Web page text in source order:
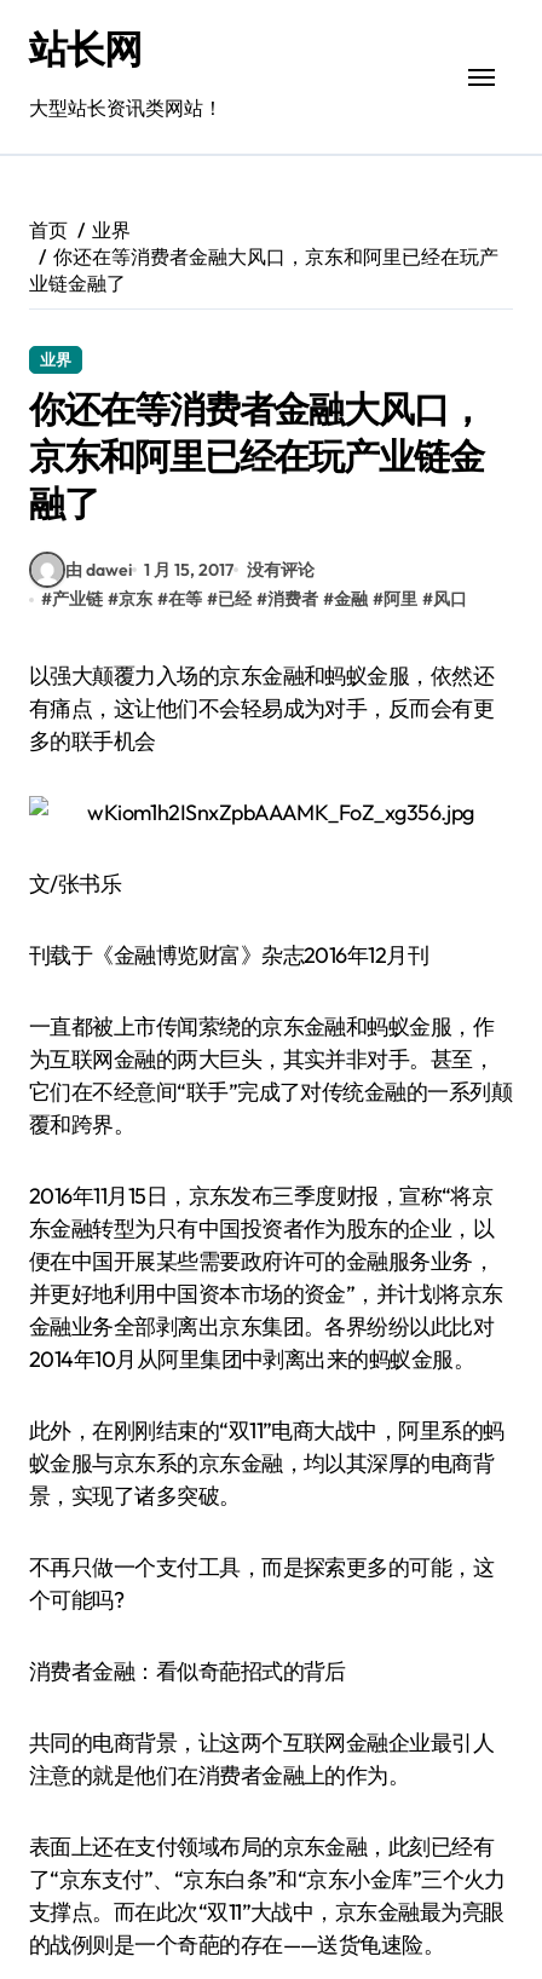
站长网
大型站长资讯类网站！
首页
业界
你还在等消费者金融大风口，京东和阿里已经在玩产
业链金融了
业界
你还在等消费者金融大风口，
京东和阿里已经在玩产业链金
融了
由 dawei 1 月 15, 2017 没有评论
#产业链 #京东 #在等 #已经 #消费者 #金融 #阿里 #风口
以强大颠覆力入场的京东金融和蚂蚁金服，依然还
有痛点，这让他们不会轻易成为对手，反而会有更
多的联手机会
文/张书乐
刊载于《金融博览财富》杂志2016年12月刊
一直都被上市传闻萦绕的京东金融和蚂蚁金服，作
为互联网金融的两大巨头，其实并非对手。甚至，
它们在不经意间“联手”完成了对传统金融的一系列颠
覆和跨界。
2016年11月15日，京东发布三季度财报，宣称“将京
东金融转型为只有中国投资者作为股东的企业，以
便在中国开展某些需要政府许可的金融服务业务，
并更好地利用中国资本市场的资金”，并计划将京东
金融业务全部剥离出京东集团。各界纷纷以此比对
2014年10月从阿里集团中剥离出来的蚂蚁金服。
此外，在刚刚结束的“双11”电商大战中，阿里系的蚂
蚁金服与京东系的京东金融，均以其深厚的电商背
景，实现了诸多突破。
不再只做一个支付工具，而是探索更多的可能，这
个可能吗?
消费者金融：看似奇葩招式的背后
共同的电商背景，让这两个互联网金融企业最引人
注意的就是他们在消费者金融上的作为。
表面上还在支付领域布局的京东金融，此刻已经有
了“京东支付”、“京东白条”和“京东小金库”三个火力
支撑点。而在此次“双11”大战中，京东金融最为亮眼
的战例则是一个奇葩的存在——送货龟速险。